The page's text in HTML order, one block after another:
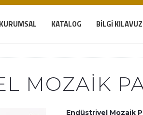
KURUMSAL KATALOG BILGI
MOZAIK
Endüstriyel Mozaik